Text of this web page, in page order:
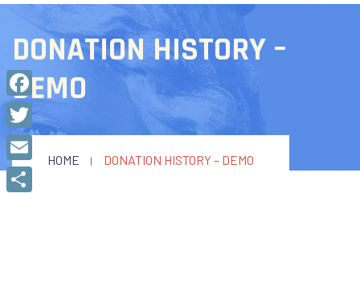
DONATION HISTORY –
DEMO
HOME DONATION HISTORY – DEMO
Facebook
Twitter
Email